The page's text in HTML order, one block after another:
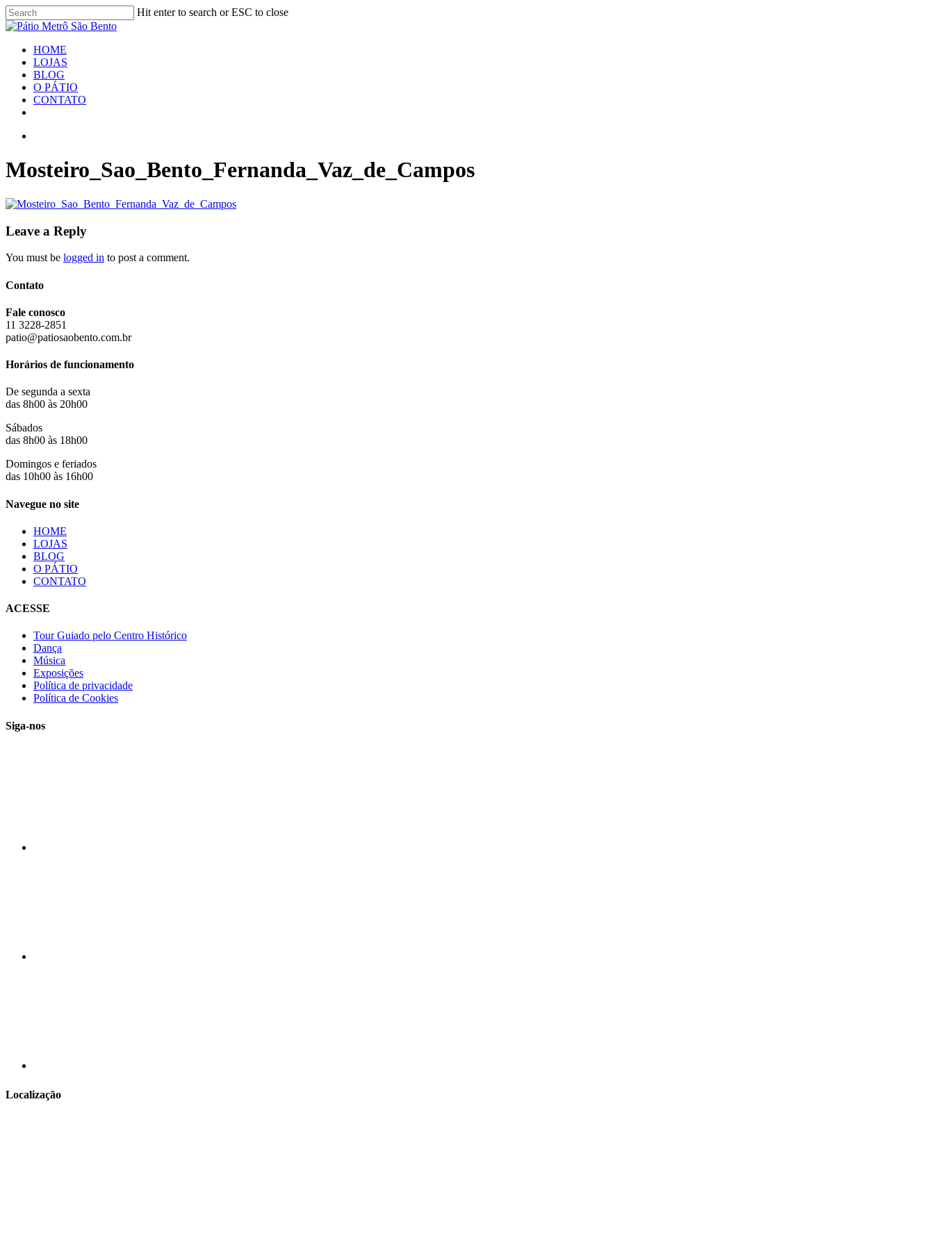
Skip
to
content
Hit enter to search or ESC to close
Close
search
Menu
HOME
LOJAS
BLOG
O PÁTIO
CONTATO
Mosteiro_Sao_Bento_Fernanda_Vaz_de_Campos
Leave a Reply
You must be logged in to post a comment.
Contato
Fale conosco
11 3228-2851
patio@patiosaobento.com.br
Horários de funcionamento
De segunda a sexta
das 8h00 às 20h00
Sábados
das 8h00 às 18h00
Domingos e feriados
das 10h00 às 16h00
Navegue no site
HOME
LOJAS
BLOG
O PÁTIO
CONTATO
ACESSE
Tour Guiado pelo Centro Histórico
Dança
Música
Exposições
Política de privacidade
Política de Cookies
Siga-nos
Localização